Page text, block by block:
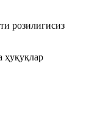
розилигисиз